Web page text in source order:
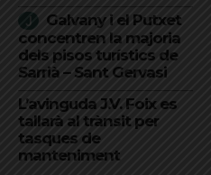
Galvany i el Putxet
concentren la majoria
dels pisos turístics de
Sarrià – Sant Gervasi
L’avinguda J.V. Foix es
tallarà al trànsit per
tasques de
manteniment